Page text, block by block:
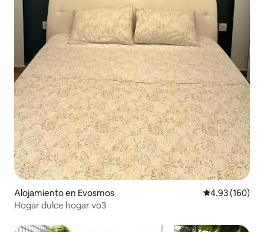
Alojamiento en Evosmos Calificación
4.93 (160)
Hogar dulce hogar νο3